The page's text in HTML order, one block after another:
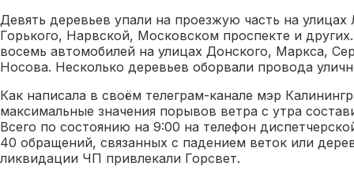
Девять деревьев упали на проезжую часть на
Горького, Нарвской, Московском проспекте и
восемь автомобилей на улицах Донского, Маркса,
Носова. Несколько деревьев оборвали провода
Как написала в своём телеграм-канале мэр
максимальные значения порывов ветра с утра
Всего по состоянию на 9:00 на телефон
40 обращений, связанных с падением веток или
ликвидации ЧП привлекали Горсвет.